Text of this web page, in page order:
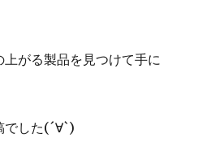
がる製品を見つけて手に
でした(´∀`)